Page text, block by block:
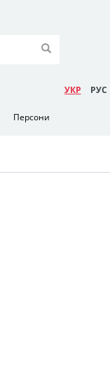
УКР РУC
Персони